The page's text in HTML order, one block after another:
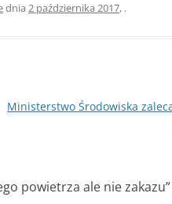
dnia 2 października 2017, .
Ministerstwo Środowiska
powietrza ale nie zakazu”